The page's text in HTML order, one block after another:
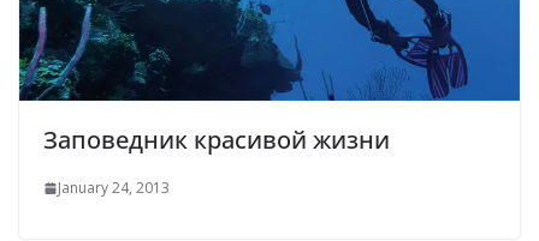
Заповедник красивой жизни
January 24, 2013